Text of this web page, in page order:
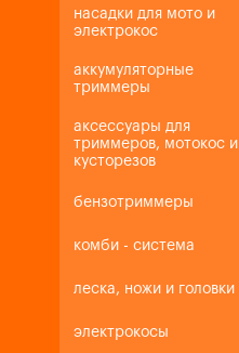
насадки для мото и
электрокос
аккумуляторные
триммеры
аксессуары для
триммеров, мотокос и
кусторезов
бензотриммеры
комби - система
леска, ножи и головки
электрокосы